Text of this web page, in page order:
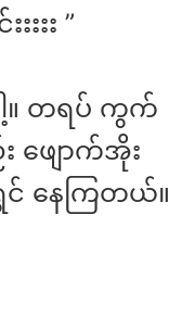
းးး ”
။ တရပ် ကွက်
ဖျောက်အိုး
င် နေကြတယ်။